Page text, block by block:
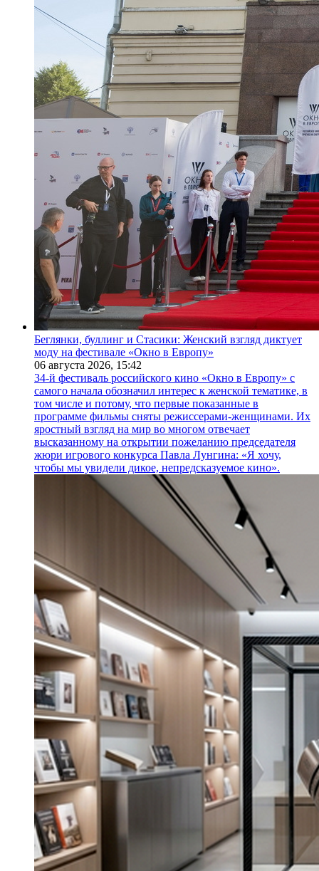
Беглянки, буллинг и Стасики: Женский взгляд диктует
моду на фестивале «Окно в Европу»
06 августа 2026, 15:42
34-й фестиваль российского кино «Окно в Европу» с
самого начала обозначил интерес к женской тематике, в
том числе и потому, что первые показанные в
программе фильмы сняты режиссерами-женщинами. Их
яростный взгляд на мир во многом отвечает
высказанному на открытии пожеланию председателя
жюри игрового конкурса Павла Лунгина: «Я хочу,
чтобы мы увидели дикое, непредсказуемое кино».